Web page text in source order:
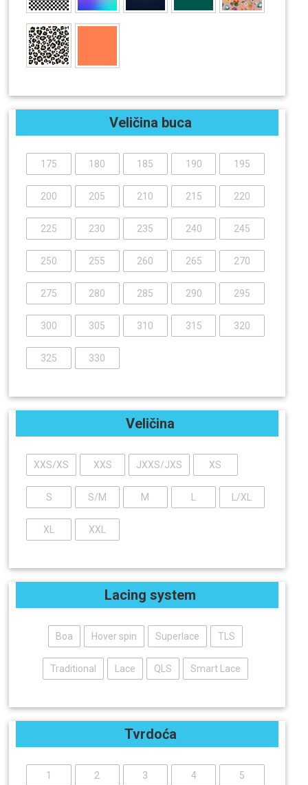
Veličina buca
175 180 185 190 195
200 205 210 215 220
225 230 235 240 245
250 255 260 265 270
275 280 285 290 295
300 305 310 315 320
325 330
Veličina
XXS/XS XXS JXXS/JXS XS
S S/M M L/XL
XL XXL
Lacing system
Boa Hover spin Superlace TLS
Traditional Lace QLS Smart Lace
Tvrdoća
1 2 3 4 5